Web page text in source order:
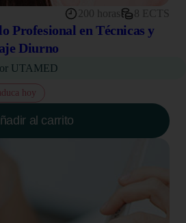
200 horas 8 ECTS
Profesional en Técnicas y
Diurno
UTAMED
hoy
al carrito